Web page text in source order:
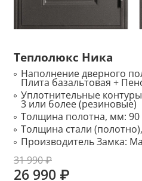
Теплолюкс Ника
Наполнение дверного
Плита базальтовая +
Уплотнительные
3 или более (резиновые)
Толщина полотна, мм: 90
Толщина стали
Производитель Замка:
31 990 ₽
26 990 ₽